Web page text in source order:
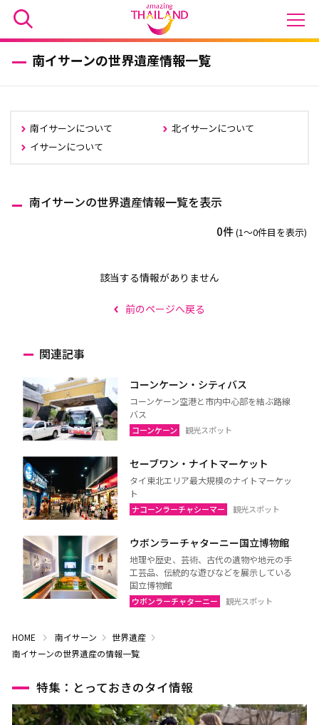
南イサーンの世界遺産情報一覧
南イサーンについて
北イサーンについて
イサーンについて
南イサーンの世界遺産情報一覧を表示
0件(1〜0件目を表示)
該当する情報がありません
前のページへ戻る
関連記事
コーンケーン・シティバス
コーンケーン空港と市内中心部を結ぶ路線
バス
コーンケーン 観光スポット
セーブワン・ナイトマーケット
タイ東北エリア最大規模のナイトマーケッ
ト
ナコーンラーチャシーマー 観光スポット
ウボンラーチャターニー国立博物館
地理や歴史、芸術、古代の遺物や地元の手
工芸品、伝統的な遊びなどを展示している
国立博物館
ウボンラーチャターニー 観光スポット
HOME 南イサーン
世界遺産
南イサーンの世界遺産の情報一覧
特集：とっておきのタイ情報